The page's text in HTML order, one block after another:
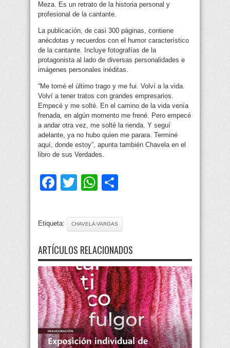
Meza. Es un retrato de la historia personal y
profesional de la cantante.
La publicación, de casi 300 páginas, contiene
anécdotas y recuerdos con el humor característico
de la cantante. Incluye fotografías de la
protagonista al lado de diversas personalidades e
imágenes personales inéditas.
“Me tomé el último trago y me fui. Volví a la vida.
Volví a tener tratos con grandes empresarios.
Empecé y me solté. En el camino de la vida venía
frenada, en algún momento me frené. Pero empecé
a andar otra vez, me solté la rienda. Y seguí
adelante, ya no hubo quien me parara. Terminé
aquí, donde estoy”, apunta también Chavela en el
libro de sus Verdades.
Facebook
TwitterWhatsApp
Etiqueta: CHAVELA VARGAS
ARTÍCULOS RELACIONADOS